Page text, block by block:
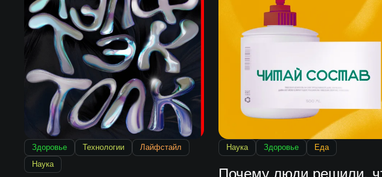
Здоровье Технологии
Лайфстайл
Наука
Наука Здоровье Еда